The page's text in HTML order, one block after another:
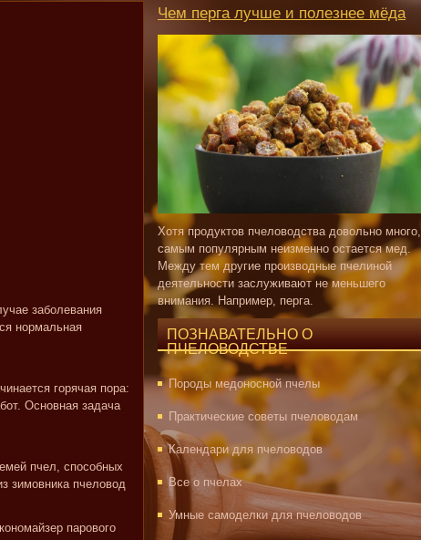
заболевания
нормальная
горячая пора:
Основная задача
пчел, способных
зимовника пчеловод
парового
Чем перга лучше и полезнее мёда
Хотя продуктов пчеловодства довольно много,
самым популярным неизменно остается мед.
Между тем другие производные пчелиной
деятельности заслуживают не меньшего
внимания. Например, перга.
ПОЗНАВАТЕЛЬНО О
ПЧЕЛОВОДСТВЕ
Породы медоносной пчелы
Практические советы пчеловодам
Календари для пчеловодов
Все о пчелах
Умные самоделки для пчеловодов